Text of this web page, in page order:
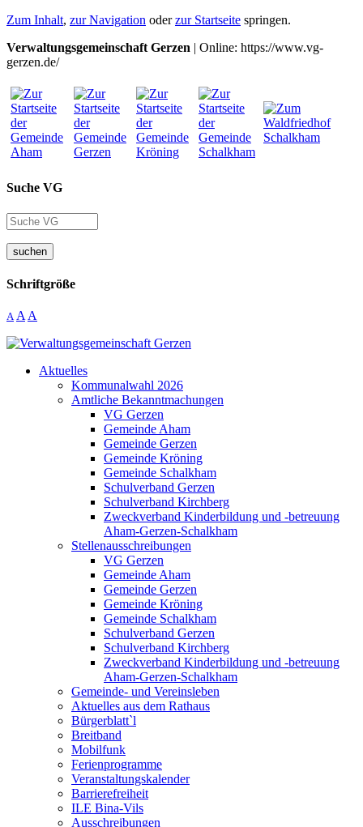
Zum Inhalt, zur Navigation oderzur Startseite springen.
Verwaltungsgemeinschaft Gerzen | Online: https://www.vg-
gerzen.de/
Suche VG
suchen
Schriftgröße
A A A
Aktuelles
Kommunalwahl 2026
Amtliche Bekanntmachungen
VG Gerzen
Gemeinde Aham
Gemeinde Gerzen
Gemeinde Kröning
Gemeinde Schalkham
Schulverband Gerzen
Schulverband Kirchberg
Zweckverband Kinderbildung und -betreuung
Aham-Gerzen-Schalkham
Stellenausschreibungen
VG Gerzen
Gemeinde Aham
Gemeinde Gerzen
Gemeinde Kröning
Gemeinde Schalkham
Schulverband Gerzen
Schulverband Kirchberg
Zweckverband Kinderbildung und -betreuung
Aham-Gerzen-Schalkham
Gemeinde- und Vereinsleben
Aktuelles aus dem Rathaus
Bürgerblatt`l
Breitband
Mobilfunk
Ferienprogramme
Veranstaltungskalender
Barrierefreiheit
ILE Bina-Vils
Ausschreibungen